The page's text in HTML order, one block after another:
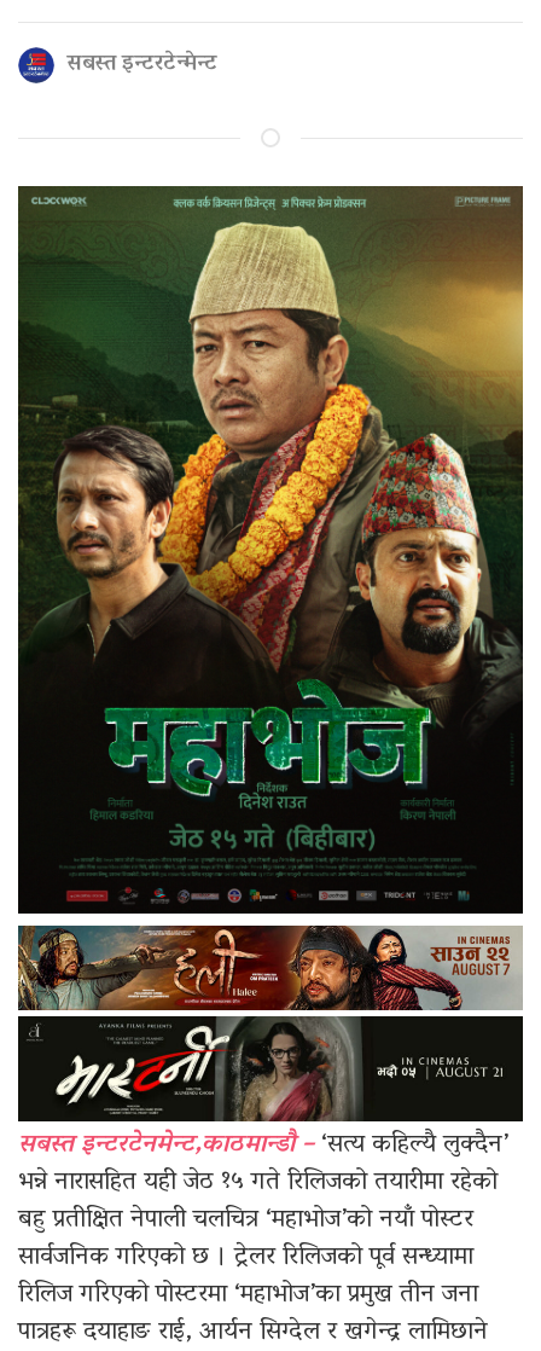
सबस्त इन्टरटेन्मेन्ट
सबस्त इन्टरटेनमेन्ट,काठमान्डौ –‘सत्य कहिल्यै लुक्दैन’
भन्ने नारासहित यही जेठ १५ गते रिलिजको तयारीमा रहेको
बहु प्रतीक्षित नेपाली चलचित्र ‘महाभोज’को नयाँ पोस्टर
सार्वजनिक गरिएको छ । ट्रेलर रिलिजको पूर्व सन्ध्यामा
रिलिज गरिएको पोस्टरमा ‘महाभोज’का प्रमुख तीन जना
पात्रहरू दयाहाङ राई, आर्यन सिग्देल र खगेन्द्र लामिछाने